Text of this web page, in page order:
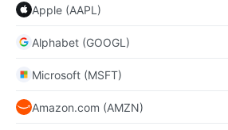
Apple (AAPL)
Alphabet (GOOGL)
Microsoft (MSFT)
Amazon.com (AMZN)